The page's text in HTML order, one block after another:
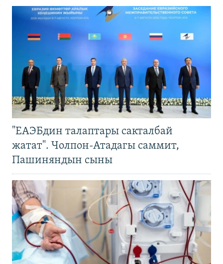
"ЕАЭБдин талаптары сакталбай
жатат". Чолпон-Атадагы саммит,
Пашиняндын сыны